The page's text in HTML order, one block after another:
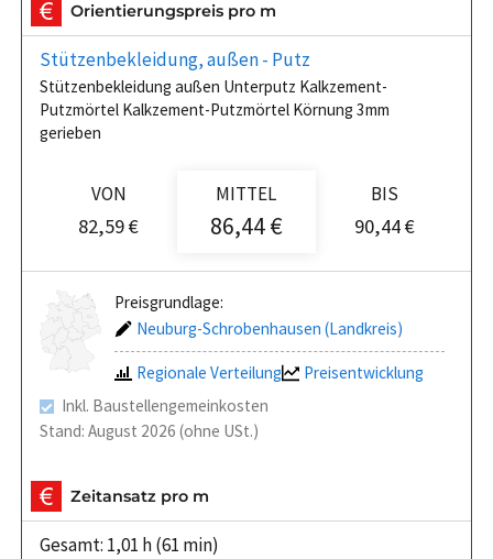
Orientierungspreis pro m
Stützenbekleidung, außen - Putz
Stützenbekleidung außen Unterputz Kalkzement-
Putzmörtel Kalkzement-Putzmörtel Körnung 3mm
gerieben
VON
82,59 €
MITTEL
86,44 €
BIS
90,44 €
Preisgrundlage:
Neuburg-Schrobenhausen (Landkreis)
Regionale Verteilung
Preisentwicklung
Inkl. Baustellengemeinkosten
Stand: August 2026 (ohne USt.)
Zeitansatz pro m
Gesamt: 1,01 h (61 min)